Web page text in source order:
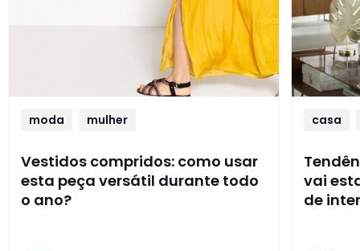
moda mulher
Vestidos compridos: como usar
esta peça versátil durante todo
o ano?
casa
vai
de